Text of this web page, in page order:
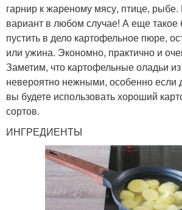
гарнир к жареному мясу, птице,
вариант в любом случае! А еще
пустить в дело картофельное пюре,
или ужина. Экономно, практично и
Заметим, что картофельные оладьи
невероятно нежными, особенно если
вы будете использовать хороший
сортов.
ИНГРЕДИЕНТЫ